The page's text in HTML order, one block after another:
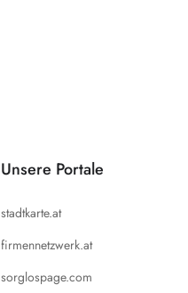
Unsere Portale
stadtkarte.at
firmennetzwerk.at
sorglospage.com